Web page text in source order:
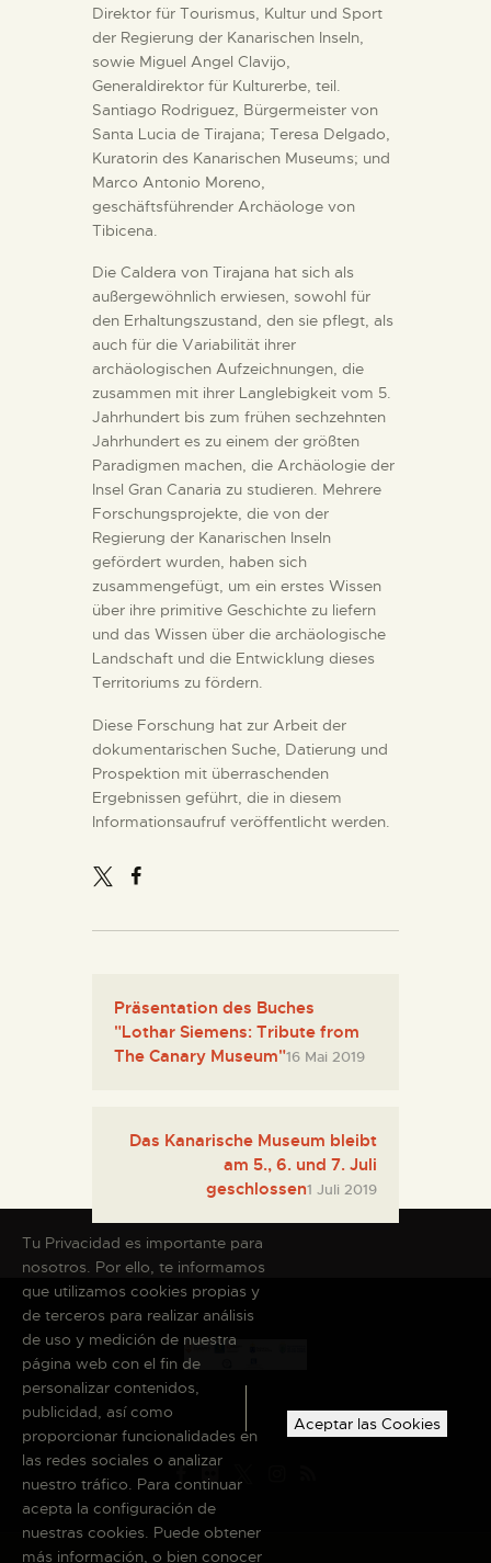
Direktor für Tourismus, Kultur und Sport
der Regierung der Kanarischen Inseln,
sowie Miguel Angel Clavijo,
Generaldirektor für Kulturerbe, teil.
Santiago Rodriguez, Bürgermeister von
Santa Lucia de Tirajana; Teresa Delgado,
Kuratorin des Kanarischen Museums; und
Marco Antonio Moreno,
geschäftsführender Archäologe von
Tibicena.
Die Caldera von Tirajana hat sich als
außergewöhnlich erwiesen, sowohl für
den Erhaltungszustand, den sie pflegt, als
auch für die Variabilität ihrer
archäologischen Aufzeichnungen, die
zusammen mit ihrer Langlebigkeit vom 5.
Jahrhundert bis zum frühen sechzehnten
Jahrhundert es zu einem der größten
Paradigmen machen, die Archäologie der
Insel Gran Canaria zu studieren. Mehrere
Forschungsprojekte, die von der
Regierung der Kanarischen Inseln
gefördert wurden, haben sich
zusammengefügt, um ein erstes Wissen
über ihre primitive Geschichte zu liefern
und das Wissen über die archäologische
Landschaft und die Entwicklung dieses
Territoriums zu fördern.
Diese Forschung hat zur Arbeit der
dokumentarischen Suche, Datierung und
Prospektion mit überraschenden
Ergebnissen geführt, die in diesem
Informationsaufruf veröffentlicht werden.
Präsentation des Buches
"Lothar Siemens: Tribute from
The Canary Museum"16 Mai 2019
Das Kanarische Museum bleibt
am 5., 6. und 7. Juli
geschlossen1 Juli 2019
Tu Privacidad es importante para
nosotros. Por ello, te informamos
que utilizamos cookies propias y
de terceros para realizar análisis
de uso y medición de nuestra
página web con el fin de
personalizar contenidos,
publicidad, así como
proporcionar funcionalidades en
las redes sociales o analizar
nuestro tráfico. Para continuar
acepta la configuración de
nuestras cookies. Puede obtener
más información, o bien conocer
Aceptar las Cookies